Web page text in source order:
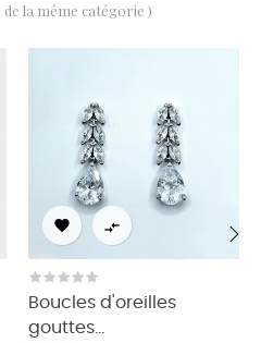
la même catégorie )
 
Boucles d'oreilles
gouttes...